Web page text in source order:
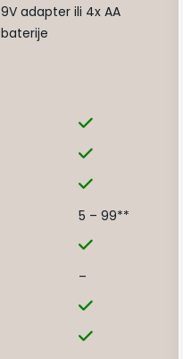
9V adapter ili 4x AA
baterije
5 – 99**
–